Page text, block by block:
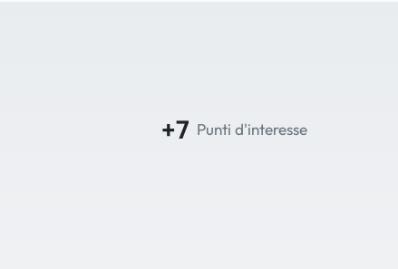
+7 Punti d'interesse